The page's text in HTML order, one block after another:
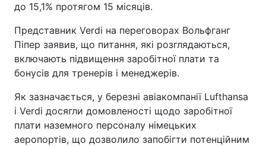
до 15,1% протягом 15 місяців.
Представник Verdi на переговорах Вольфганг
Піпер заявив, що питання, які розглядаються,
включають підвищення заробітної плати та
бонусів для тренерів і менеджерів.
Як зазначається, у березні авіакомпанії Lufthansa
і Verdi досягли домовленості щодо заробітної
плати наземного персоналу німецьких
аеропортів, що дозволило запобігти потенційним